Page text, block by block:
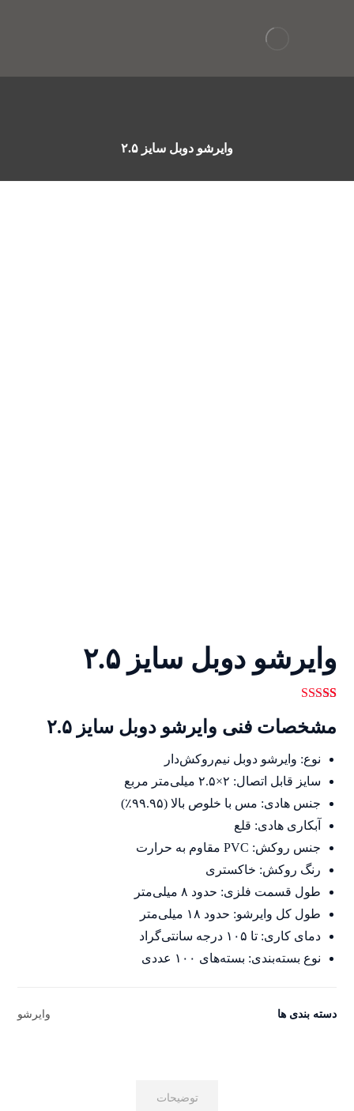
وایرشو دوبل سایز ۲.۵
وایرشو دوبل سایز ۲.۵
5.00از 5 در
امتیازدهی
مشخصات فنی وایرشو دوبل سایز ۲.۵
نوع: وایرشو دوبل نیم‌روکش‌دار
سایز قابل اتصال: ۲×۲.۵ میلی‌متر مربع
جنس هادی: مس با خلوص بالا (۹۹.۹۵٪)
آبکاری هادی: قلع
جنس روکش: PVC مقاوم به حرارت
رنگ روکش: خاکستری
طول قسمت فلزی: حدود ۸ میلی‌متر
طول کل وایرشو: حدود ۱۸ میلی‌متر
دمای کاری: تا ۱۰۵ درجه سانتی‌گراد
نوع بسته‌بندی: بسته‌های ۱۰۰ عددی
دسته بندی ها وایرشو
توضیحات